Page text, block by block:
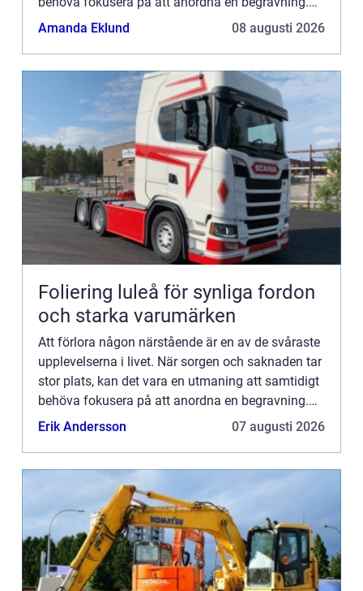
Det...
Amanda Eklund 08 augusti 2026
Foliering luleå för synliga fordon
och starka varumärken
Att förlora någon närstående är en av de svåraste
upplevelserna i livet. När sorgen och saknaden tar
stor plats, kan det vara en utmaning att samtidigt
behöva fokusera på att anordna en begravning.
Det...
Erik Andersson 07 augusti 2026